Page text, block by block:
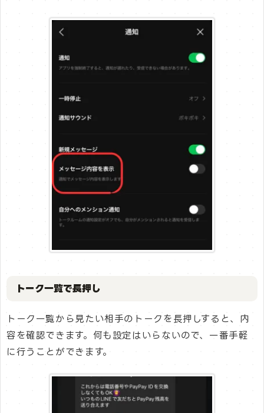
トーク一覧で長押し
トーク一覧から見たい相手のトークを長押しすると、内
容を確認できます。何も設定はいらないので、一番手軽
に行うことができます。